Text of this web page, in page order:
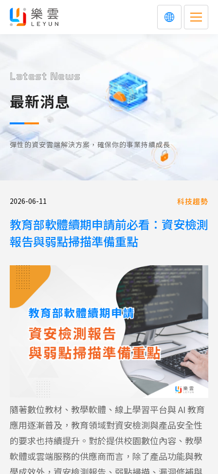
Latest News
最新消息
彈性的資安雲端解決方案，確保你的事業持續成長
2026-06-11 科技趨勢
教育部軟體續期申請前必看：資安檢測
報告與弱點掃描準備重點
隨著數位教材、教學軟體、線上學習平台與 AI 教育
應用逐漸普及，教育領域對資安檢測與產品安全性
的要求也持續提升。對於提供校園數位內容、教學
軟體或雲端服務的供應商而言，除了產品功能與教